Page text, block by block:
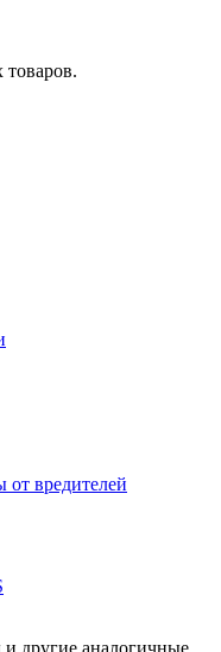
товаров.
от вредителей